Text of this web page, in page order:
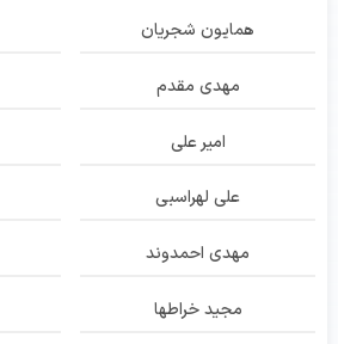
همایون شجریان
مهدی مقدم
امیر علی
علی لهراسبی
مهدی احمدوند
مجید خراطها